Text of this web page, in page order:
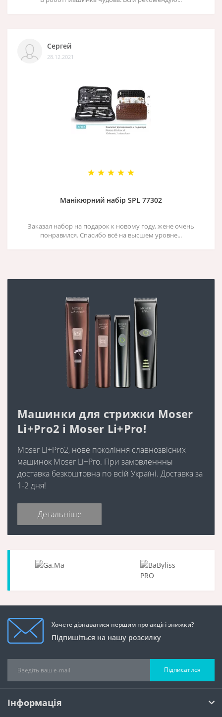
Сергей
28.12.2021
Манікюрний набір SPL 77302
Заказал набор на подарок к новому году, жене очень
понравился. Спасибо всё на высшем уровне...
Машинки для стрижки Moser
Li+Pro2 і Moser Li+Pro!
Moser Li+Pro2, нове покоління славнозвісних
машинок Moser Li+Pro. При замовленнны
доставка безкоштовна по всій Україні. Доставка за
1-2 дня!
Детальніше
Хочете дізнаватися першим про акції і знижки?
Підпишіться на нашу розсилку
Підписатися
Інформація